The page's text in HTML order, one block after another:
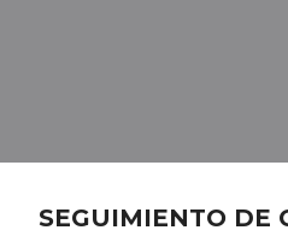
SEGUIMIENTO DE